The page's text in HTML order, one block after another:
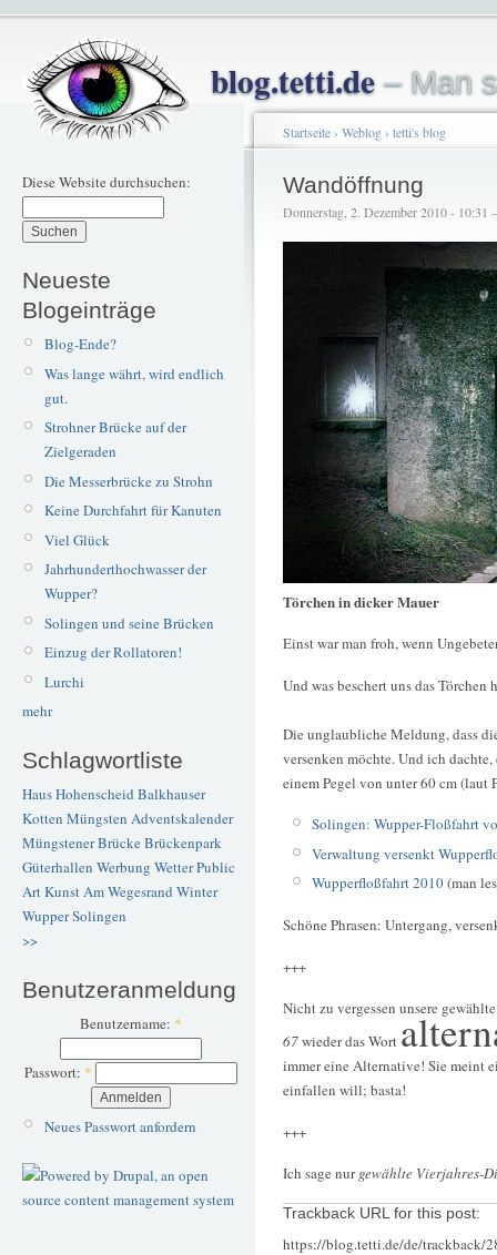
blog.tetti.de– Man
Diese Website durchsuchen:
Neueste
Blogeinträge
Blog-Ende?
Was lange währt, wird endlich
gut.
Strohner Brücke auf der
Zielgeraden
Die Messerbrücke zu Strohn
Keine Durchfahrt für Kanuten
Viel Glück
Jahrhunderthochwasser der
Wupper?
Solingen und seine Brücken
Einzug der Rollatoren!
Lurchi
mehr
Schlagwortliste
Haus Hohenscheid Balkhauser
Kotten Müngsten Adventskalender
Müngstener BrückeBrückenpark
Güterhallen Werbung WetterPublic
ArtKunstAm Wegesrand Winter
WupperSolingen
>>
Benutzeranmeldung
Benutzername: *
Passwort: *
Neues Passwort anfordern
Startseite› Weblog› tetti's blog
Wandöffnung
Donnerstag, 2. Dezember 2010 - 10:31
Törchen in dicker Mauer
Einst war man froh, wenn
Und was beschert uns das Törchen
Die unglaubliche Meldung, dass
versenken möchte. Und ich
einem Pegel von unter 60 cm (laut
Solingen: Wupper-Floßfahrt
Verwaltung versenkt
Wupperfloßfahrt 2010(man
Schöne Phrasen: Untergang,
+++
Nicht zu vergessen unsere
67wieder das Wort
immer eine Alternative! Sie meint
einfallen will; basta!
+++
Ich sage nurgewählte Vierjahres-
Trackback URL for this post:
https://blog.tetti.de/de/trackback/